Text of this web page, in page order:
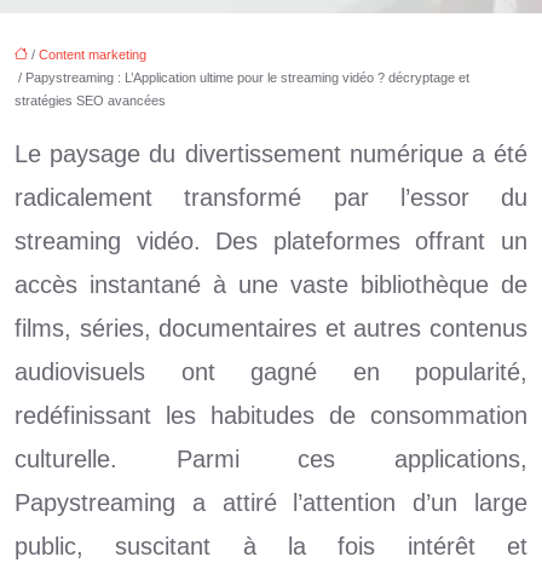
/ Content marketing
/ Papystreaming : L’Application ultime pour le streaming vidéo ? décryptage et
stratégies SEO avancées
Le paysage du divertissement numérique a été
radicalement transformé par l’essor du
streaming vidéo. Des plateformes offrant un
accès instantané à une vaste bibliothèque de
films, séries, documentaires et autres contenus
audiovisuels ont gagné en popularité,
redéfinissant les habitudes de consommation
culturelle. Parmi ces applications,
Papystreaming a attiré l’attention d’un large
public, suscitant à la fois intérêt et